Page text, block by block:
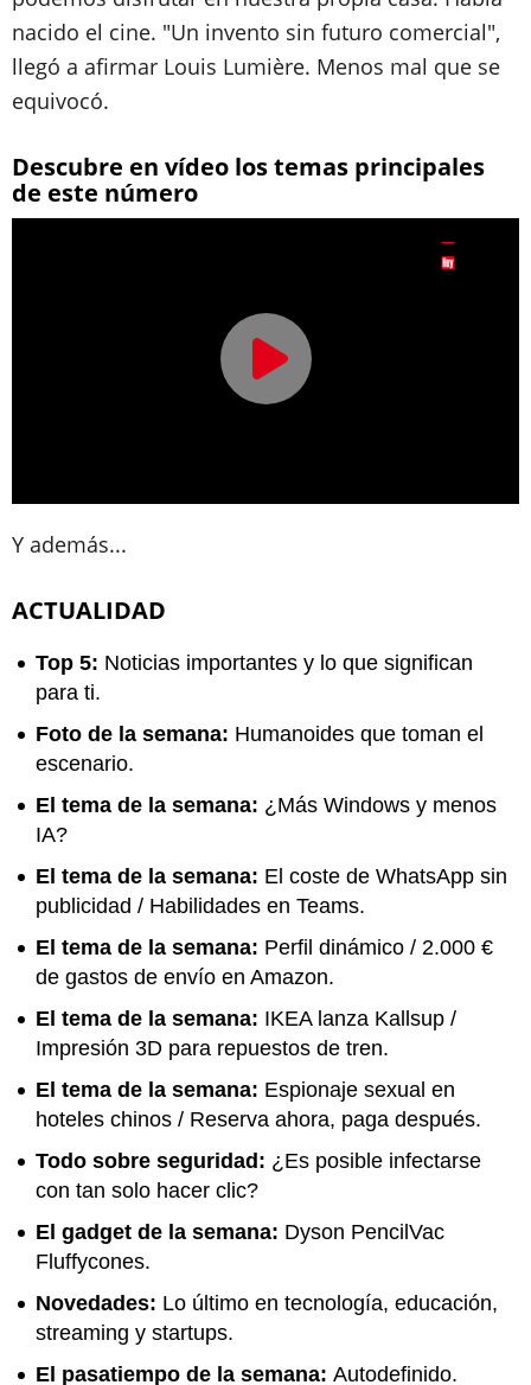
nacido el cine. "Un invento sin futuro comercial",
llegó a afirmar Louis Lumière. Menos mal que se
equivocó.
Descubre en vídeo los temas principales
de este número
Y además...
ACTUALIDAD
Top 5: Noticias importantes y lo que significan
para ti.
Foto de la semana: Humanoides que toman el
escenario.
El tema de la semana: ¿Más Windows y menos
IA?
El tema de la semana: El coste de WhatsApp sin
publicidad / Habilidades en Teams.
El tema de la semana: Perfil dinámico / 2.000 €
de gastos de envío en Amazon.
El tema de la semana: IKEA lanza Kallsup /
Impresión 3D para repuestos de tren.
El tema de la semana: Espionaje sexual en
hoteles chinos / Reserva ahora, paga después.
Todo sobre seguridad: ¿Es posible infectarse
con tan solo hacer clic?
El gadget de la semana: Dyson PencilVac
Fluffycones.
Novedades: Lo último en tecnología, educación,
streaming y startups.
El pasatiempo de la semana: Autodefinido.